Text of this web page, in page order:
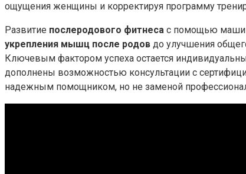
ощущения женщины и корректируя программу
Развитие послеродового фитнеса с помощью
укрепления мышц после родов до улучшения
Ключевым фактором успеха остается
дополнены возможностью консультации с
надежным помощником, но не заменой